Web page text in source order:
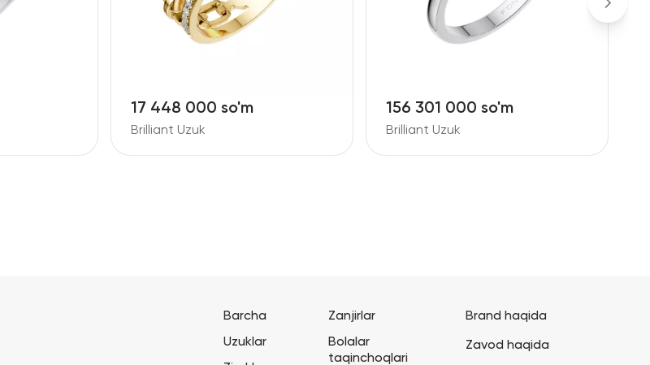
17 448 000 so'm
Brilliant Uzuk
156 301 000 so'm
Brilliant Uzuk
Barcha
Uzuklar
Zanjirlar
Bolalar
taqinchoqlari
Brand haqida
Zavod haqida